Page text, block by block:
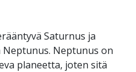
Saturnus ja
Neptunus on
planeetta, joten sitä